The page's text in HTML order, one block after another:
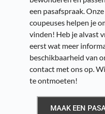
een pasafspraak.
coupeuses helpen je
vinden! Heb je alvast
eerst wat meer
beschikbaarheid van
contact met ons op.
te ontmoeten!
MAAK EEN